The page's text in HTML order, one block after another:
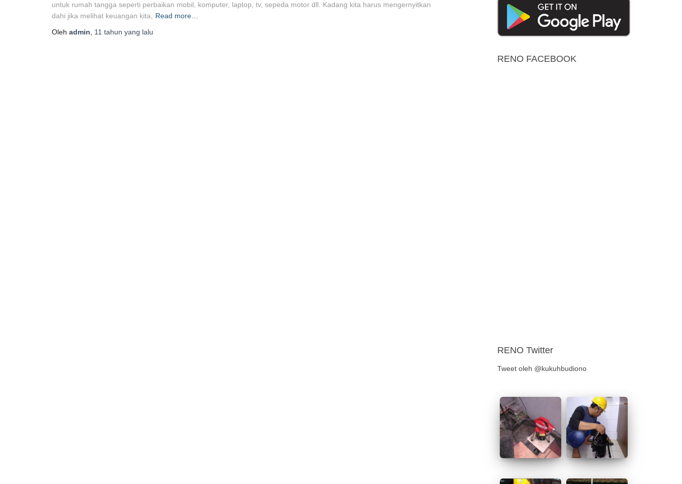
untuk rumah tangga seperti perbaikan mobil, komputer, laptop, tv, sepeda motor dll. Kadang kita harus mengernyitkan
dahi jika melihat keuangan kita,
Read more…
Oleh admin 11 tahun yang lalu
RENO FACEBOOK
RENO Twitter
Tweet oleh @kukuhbudiono